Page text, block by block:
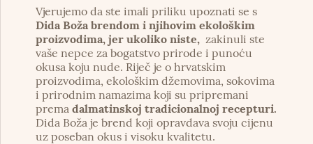
Vjerujemo da ste imali priliku upoznati se s
Dida Boža brendom i njihovim ekološkim
proizvodima, jer ukoliko niste, zakinuli ste
vaše nepce za bogatstvo prirode i punoću
okusa koju nude. Riječ je o hrvatskim
proizvodima, ekološkim džemovima, sokovima
i prirodnim namazima koji su pripremani
prema dalmatinskoj tradicionalnoj recepturi.
Dida Boža je brend koji opravdava svoju cijenu
uz poseban okus i visoku kvalitetu.